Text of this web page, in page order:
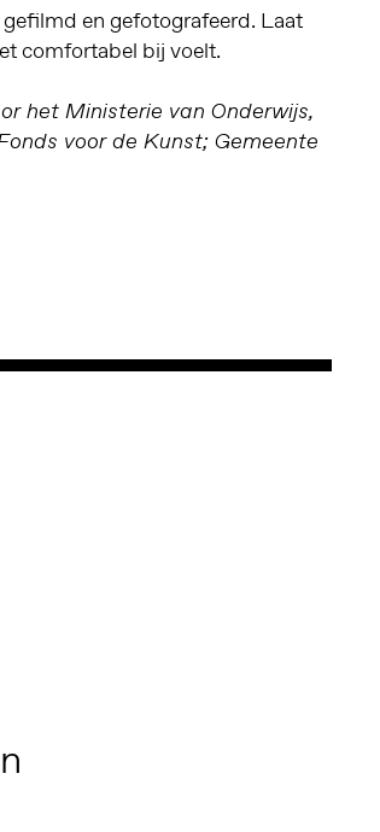
en gefotografeerd. Laat
comfortabel bij voelt.
het Ministerie van Onderwijs,
voor de Kunst; Gemeente